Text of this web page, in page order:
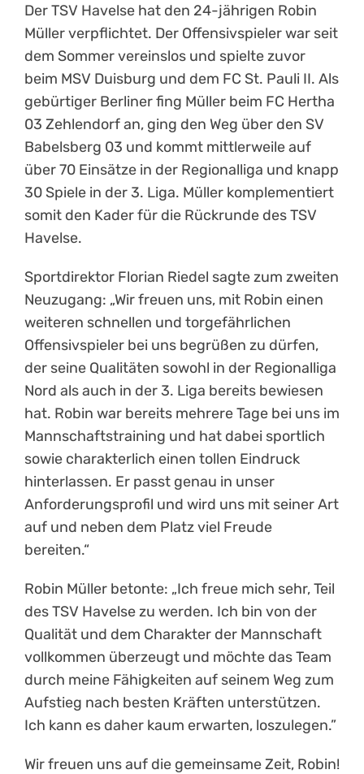
Der TSV Havelse hat den 24-jährigen Robin
Müller verpflichtet. Der Offensivspieler war seit
dem Sommer vereinslos und spielte zuvor
beim MSV Duisburg und dem FC St. Pauli II. Als
gebürtiger Berliner fing Müller beim FC Hertha
03 Zehlendorf an, ging den Weg über den SV
Babelsberg 03 und kommt mittlerweile auf
über 70 Einsätze in der Regionalliga und knapp
30 Spiele in der 3. Liga. Müller komplementiert
somit den Kader für die Rückrunde des TSV
Havelse.
Sportdirektor Florian Riedel sagte zum zweiten
Neuzugang: „Wir freuen uns, mit Robin einen
weiteren schnellen und torgefährlichen
Offensivspieler bei uns begrüßen zu dürfen,
der seine Qualitäten sowohl in der Regionalliga
Nord als auch in der 3. Liga bereits bewiesen
hat. Robin war bereits mehrere Tage bei uns im
Mannschaftstraining und hat dabei sportlich
sowie charakterlich einen tollen Eindruck
hinterlassen. Er passt genau in unser
Anforderungsprofil und wird uns mit seiner Art
auf und neben dem Platz viel Freude
bereiten.“
Robin Müller betonte: „Ich freue mich sehr, Teil
des TSV Havelse zu werden. Ich bin von der
Qualität und dem Charakter der Mannschaft
vollkommen überzeugt und möchte das Team
durch meine Fähigkeiten auf seinem Weg zum
Aufstieg nach besten Kräften unterstützen.
Ich kann es daher kaum erwarten, loszulegen.”
Wir freuen uns auf die gemeinsame Zeit, Robin!